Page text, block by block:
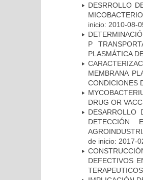
DESRROLLO
inicio: 2010-08-
P
PLASMÁTICA
MEMBRANA
CONDICIONES
DRUG OR
DESARROLLO
DETECCIÓN
de inicio: 2017-
DEFECTIVOS